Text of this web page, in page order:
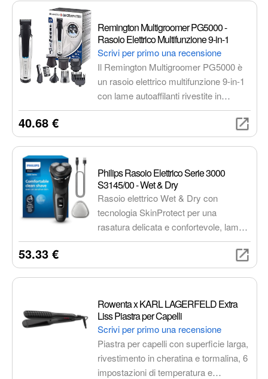
spazzolamento con diverse modalità.
Remington Multigroomer PG5000 -
Rasoio Elettrico Multifunzione 9-in-1
Scrivi per primo una recensione
Il Remington Multigroomer PG5000 è
un rasoio elettrico multifunzione 9-in-1
con lame autoaffilanti rivestite in
grafite, batteria al litio per 90 minuti di
autonomia, e numerosi accessori per
la cura di barba, capelli e corpo. Ideale
include testine e pettini per ogni
esigenza.
40.68 €
Philips Rasoio Elettrico Serie 3000
S3145/00 - Wet & Dry
Rasoio elettrico Wet & Dry con
tecnologia SkinProtect per una
rasatura delicata e confortevole, lame
PowerCut autoaffilanti per una rasatura
precisa e uniforme, testine Pivot & Flex
5D per adattarsi a tutti i contorni del
baffi e le basette, batteria ricaricabile
con autonomia fino a 45 minuti, ricarica
USB-A per una comoda ricarica in
movimento.
53.33 €
Rowenta x KARL LAGERFELD Extra
Liss Piastra per Capelli
Scrivi per primo una recensione
Piastra per capelli con superficie larga,
rivestimento in cheratina e tormalina, 6
impostazioni di temperatura e